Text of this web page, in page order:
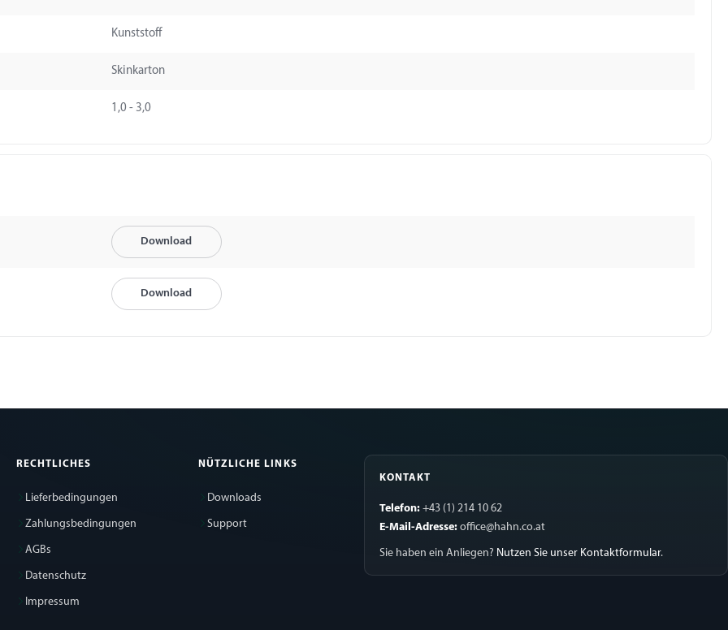
Kunststoff
Skinkarton
1,0 - 3,0
Download
Download
RECHTLICHES
Lieferbedingungen
Zahlungsbedingungen
AGBs
Datenschutz
Impressum
NÜTZLICHE LINKS
Downloads
Support
KONTAKT
Telefon: +43 (1) 214 10 62
E-Mail-Adresse: office@hahn.co.at
Sie haben ein Anliegen? Nutzen Sie unser Kontaktformular.